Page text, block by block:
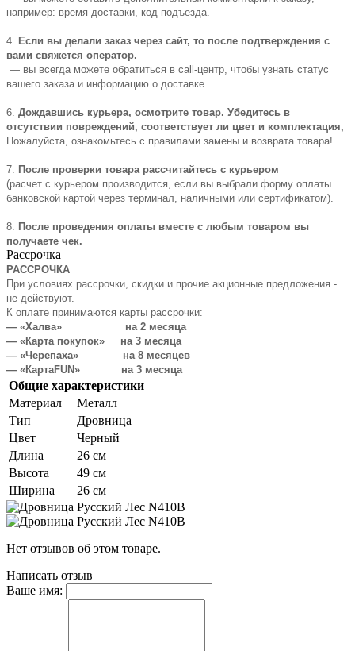
например: время доставки, код подъезда.
4.
Если вы делали заказ через сайт, то после подтверждения с
вами свяжется оператор.
— вы всегда можете обратиться в call-центр, чтобы узнать статус
вашего заказа и информацию о доставке.
6. Дождавшись курьера, осмотрите товар. Убедитесь в
отсутствии повреждений, соответствует ли цвет и комплектация,
Пожалуйста, ознакомьтесь с правилами замены и возврата товара!
7.
После проверки товара рассчитайтесь с курьером
(расчет с курьером производится, если вы выбрали форму оплаты
банковской картой через терминал, наличными или сертификатом).
8.
После проведения оплаты вместе с любым товаром вы
получаете чек.
Рассрочка
РАССРОЧКА
При условиях рассрочки, скидки и прочие акционные предложения -
не действуют.
К оплате принимаются карты рассрочки:
— «Халва» на 2 месяца
— «Карта покупок» на 3 месяца
— «Черепаха» на 8 месяцев
— «КартаFUN» на 3 месяца
Общие характеристики
Материал
Металл
Тип
Дровница
Цвет
Черный
Длина
26 см
Высота
49 см
Ширина
26 см
Нет отзывов об этом товаре.
Написать отзыв
Ваше имя: